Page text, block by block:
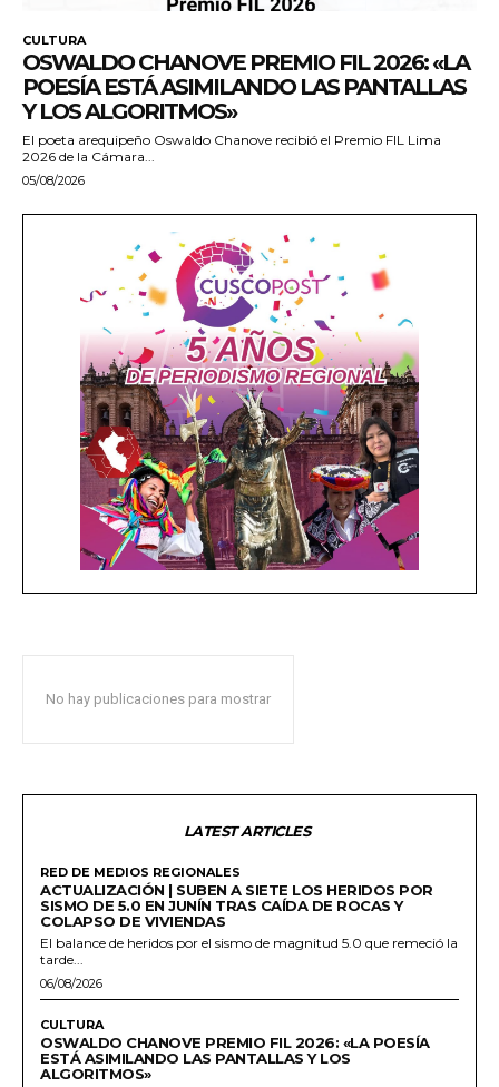
CULTURA
OSWALDO CHANOVE PREMIO FIL 2026: «LA
POESÍA ESTÁ ASIMILANDO LAS PANTALLAS
Y LOS ALGORITMOS»
El poeta arequipeño Oswaldo Chanove recibió el Premio FIL Lima
2026 de la Cámara...
05/08/2026
No hay publicaciones para mostrar
LATEST ARTICLES
RED DE MEDIOS REGIONALES
ACTUALIZACIÓN | SUBEN A SIETE LOS HERIDOS POR
SISMO DE 5.0 EN JUNÍN TRAS CAÍDA DE ROCAS Y
COLAPSO DE VIVIENDAS
El balance de heridos por el sismo de magnitud 5.0 que remeció la
tarde...
06/08/2026
CULTURA
OSWALDO CHANOVE PREMIO FIL 2026: «LA POESÍA
ESTÁ ASIMILANDO LAS PANTALLAS Y LOS
ALGORITMOS»